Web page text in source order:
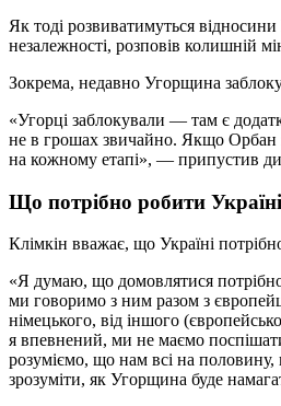
Як тоді розвиватимуться
незалежності, розповів колишній
Зокрема, недавно Угорщина
«Угорці заблокували — там є
не в грошах звичайно. Якщо Орбан
на кожному етапі», — припустив
Що потрібно робити Україні
Клімкін вважає, що Україні
«Я думаю, що домовлятися
ми говоримо з ним разом з
німецького, від іншого
я впевнений, ми не маємо
розуміємо, що нам всі на половину,
зрозуміти, як Угорщина буде